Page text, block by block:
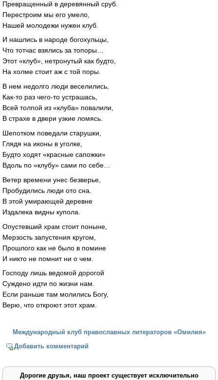
Превращенный в деревянный сруб.
Перестроим мы его умело,
Нашей молодежи нужен клуб.
И нашлись в народе богохульцы,
Что тотчас взялись за топоры…
Этот «клуб», нетронутый как будто,
На холме стоит аж с той поры.
В нем недолго люди веселились,
Как-то раз чего-то устрашась,
Всей толпой из «клуба» повалили,
В страхе в двери узкие ломясь.
Шепотком поведали старушки,
Глядя на иконы в уголке,
Будто ходят «красные сапожки»
Вдоль по «клубу» сами по себе…
Ветер времени унес безверье,
Пробудились люди ото сна.
В этой умирающей деревне
Издалека видны купола.
Опустевший храм стоит поныне,
Мерзость запустения кругом,
Прошлого как не было в помине
И никто не помнит ни о чем.
Господу лишь ведомой дорогой
Суждено идти по жизни нам.
Если раньше там молились Богу,
Верю, что откроют этот храм.
Международный клуб православных литераторов «Омилия»
Добавить комментарий
Дорогие друзья, наш проект существует исключительно